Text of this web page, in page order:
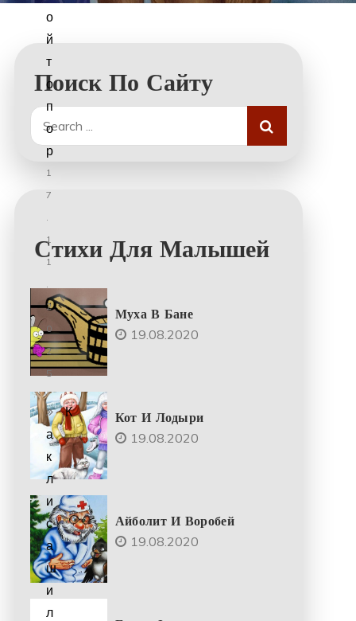
Поиск По Сайту
Search
for:
Стихи Для Малышей
Муха В Бане
19.08.2020
Кот И Лодыри
19.08.2020
Айболит И Воробей
19.08.2020
о
й
т
о
п
о
р
1
7
.
1
1
.
2
0
2
5
К
а
к
л
и
с
а
ш
и
л